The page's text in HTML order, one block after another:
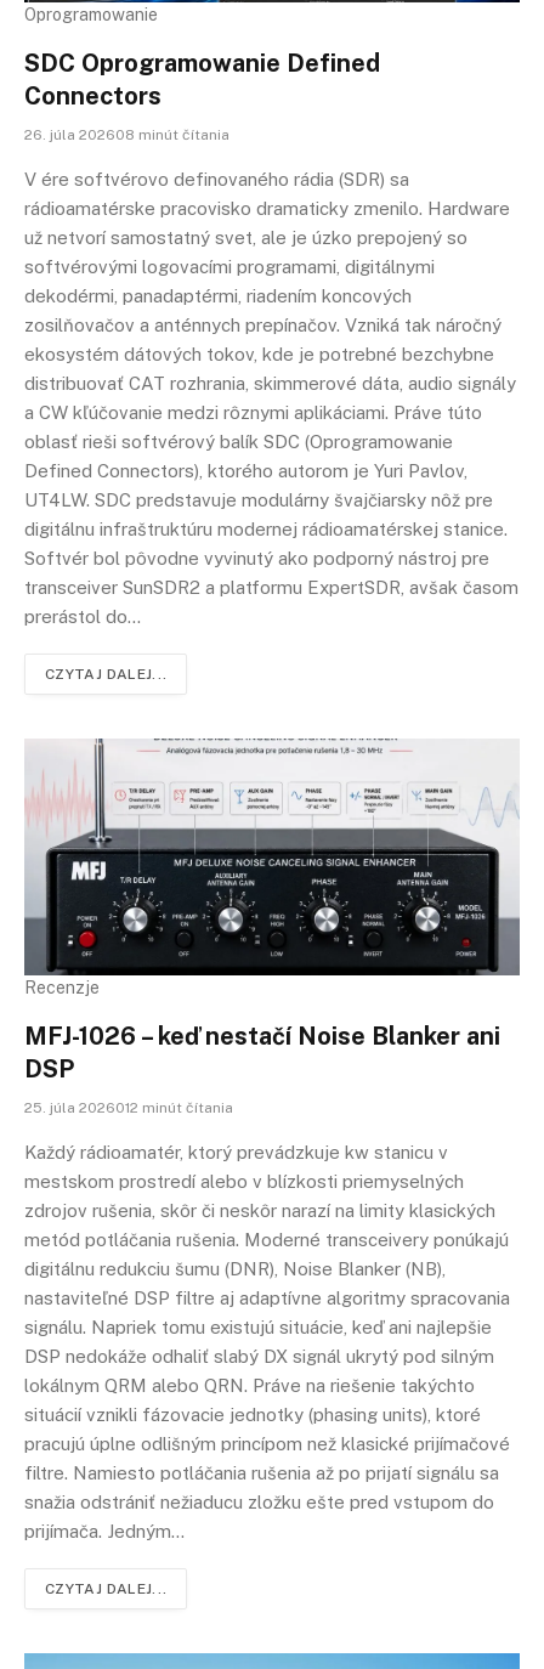
Oprogramowanie
SDC Oprogramowanie Defined
Connectors
26. júla 202608 minút čítania
V ére softvérovo definovaného rádia (SDR) sa
rádioamatérske pracovisko dramaticky zmenilo. Hardware
už netvorí samostatný svet, ale je úzko prepojený so
softvérovými logovacími programami, digitálnymi
dekodérmi, panadaptérmi, riadením koncových
zosilňovačov a anténnych prepínačov. Vzniká tak náročný
ekosystém dátových tokov, kde je potrebné bezchybne
distribuovať CAT rozhrania, skimmerové dáta, audio signály
a CW kľúčovanie medzi rôznymi aplikáciami. Práve túto
oblasť rieši softvérový balík SDC (Oprogramowanie
Defined Connectors), ktorého autorom je Yuri Pavlov,
UT4LW. SDC predstavuje modulárny švajčiarsky nôž pre
digitálnu infraštruktúru modernej rádioamatérskej stanice.
Softvér bol pôvodne vyvinutý ako podporný nástroj pre
transceiver SunSDR2 a platformu ExpertSDR, avšak časom
prerástol do…
CZYTAJ DALEJ...
Recenzje
MFJ-1026 – keď nestačí Noise Blanker ani
DSP
25. júla 2026012 minút čítania
Každý rádioamatér, ktorý prevádzkuje kw stanicu v
mestskom prostredí alebo v blízkosti priemyselných
zdrojov rušenia, skôr či neskôr narazí na limity klasických
metód potláčania rušenia. Moderné transceivery ponúkajú
digitálnu redukciu šumu (DNR), Noise Blanker (NB),
nastaviteľné DSP filtre aj adaptívne algoritmy spracovania
signálu. Napriek tomu existujú situácie, keď ani najlepšie
DSP nedokáže odhaliť slabý DX signál ukrytý pod silným
lokálnym QRM alebo QRN. Práve na riešenie takýchto
situácií vznikli fázovacie jednotky (phasing units), ktoré
pracujú úplne odlišným princípom než klasické prijímačové
filtre. Namiesto potláčania rušenia až po prijatí signálu sa
snažia odstrániť nežiaducu zložku ešte pred vstupom do
prijímača. Jedným…
CZYTAJ DALEJ...